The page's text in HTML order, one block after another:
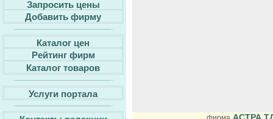
Запросить цены
Добавить фирму
Каталог цен
Рейтинг фирм
Каталог товаров
Услуги портала